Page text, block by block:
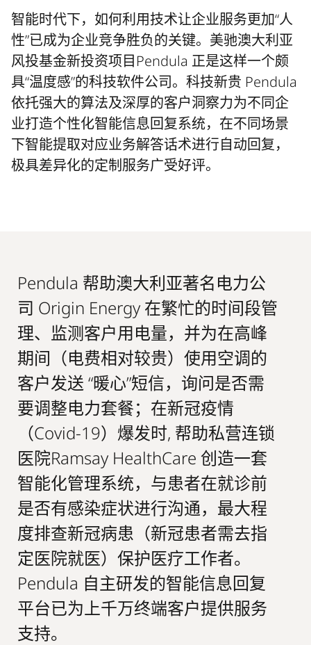
智能时代下，如何利用技术让企业服务更加“人
性”已成为企业竞争胜负的关键。美驰澳大利亚
风投基金新投资项目Pendula 正是这样一个颇
具“温度感”的科技软件公司。科技新贵 Pendula
依托强大的算法及深厚的客户洞察力为不同企
业打造个性化智能信息回复系统，在不同场景
下智能提取对应业务解答话术进行自动回复，
极具差异化的定制服务广受好评。
Pendula 帮助澳大利亚著名电力公
司 Origin Energy 在繁忙的时间段管
理、监测客户用电量，并为在高峰
期间（电费相对较贵）使用空调的
客户发送 “暖心”短信，询问是否需
要调整电力套餐；在新冠疫情
（Covid-19）爆发时, 帮助私营连锁
医院Ramsay HealthCare 创造一套
智能化管理系统，与患者在就诊前
是否有感染症状进行沟通，最大程
度排查新冠病患（新冠患者需去指
定医院就医）保护医疗工作者。
Pendula 自主研发的智能信息回复
平台已为上千万终端客户提供服务
支持。